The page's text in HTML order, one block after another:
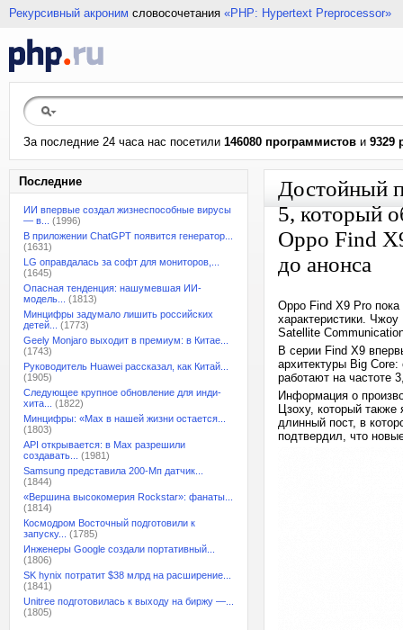
Рекурсивный акроним словосочетания «PHP: Hypertext Preprocessor»
За последние 24 часа нас посетили 146080 программистов и 9329
Последние
ИИ впервые создал жизнеспособные вирусы
— в...
(1996)
В приложении ChatGPT появится генератор...
(1631)
LG оправдалась за софт для мониторов,...
(1645)
Опасная тенденция: нашумевшая ИИ-
модель...
(1813)
Минцифры задумало лишить российских
детей...
(1773)
Geely Monjaro выходит в премиум: в Китае...
(1743)
Руководитель Huawei рассказал, как Китай...
(1905)
Следующее крупное обновление для инди-
хита...
(1822)
Минцифры: «Max в нашей жизни остается...
(1803)
API открывается: в Max разрешили
создавать...
(1981)
Samsung представила 200-Мп датчик...
(1844)
«Вершина высокомерия Rockstar»: фанаты...
(1814)
Космодром Восточный подготовили к
запуску...
(1785)
Инженеры Google создали портативный...
(1806)
SK hynix потратит $38 млрд на расширение...
(1841)
Unitree подготовилась к выходу на биржу —...
(1805)
Достойный
5, который
Oppo Find
до анонса
Oppo Find X9 Pro
характеристики.
Satellite
В серии Find X9
архитектуры Big
работают на частоте
Информация о
Цзоху, который
длинный пост, в
подтвердил, что